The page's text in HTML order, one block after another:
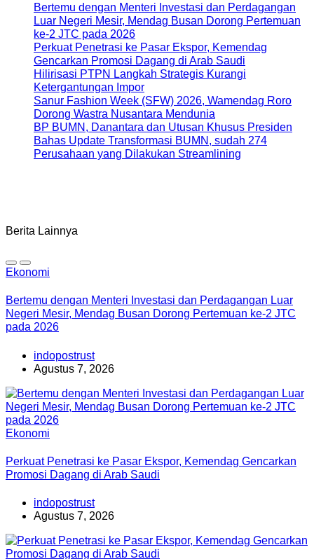
Bertemu dengan Menteri Investasi dan Perdagangan
Luar Negeri Mesir, Mendag Busan Dorong Pertemuan
ke-2 JTC pada 2026
Perkuat Penetrasi ke Pasar Ekspor, Kemendag
Gencarkan Promosi Dagang di Arab Saudi
Hilirisasi PTPN Langkah Strategis Kurangi
Ketergantungan Impor
Sanur Fashion Week (SFW) 2026, Wamendag Roro
Dorong Wastra Nusantara Mendunia
BP BUMN, Danantara dan Utusan Khusus Presiden
Bahas Update Transformasi BUMN, sudah 274
Perusahaan yang Dilakukan Streamlining
Berita Lainnya
Ekonomi
Bertemu dengan Menteri Investasi dan Perdagangan Luar
Negeri Mesir, Mendag Busan Dorong Pertemuan ke-2 JTC
pada 2026
indopostrust
Agustus 7, 2026
Ekonomi
Perkuat Penetrasi ke Pasar Ekspor, Kemendag Gencarkan
Promosi Dagang di Arab Saudi
indopostrust
Agustus 7, 2026